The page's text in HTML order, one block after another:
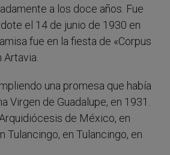
a los doce años. Fue
el 14 de junio de 1930 en
fue en la fiesta de «Corpus
Artavia.
una promesa que había
Virgen de Guadalupe, en 1931.
de México, en
Tulancingo, en Tulancingo, en